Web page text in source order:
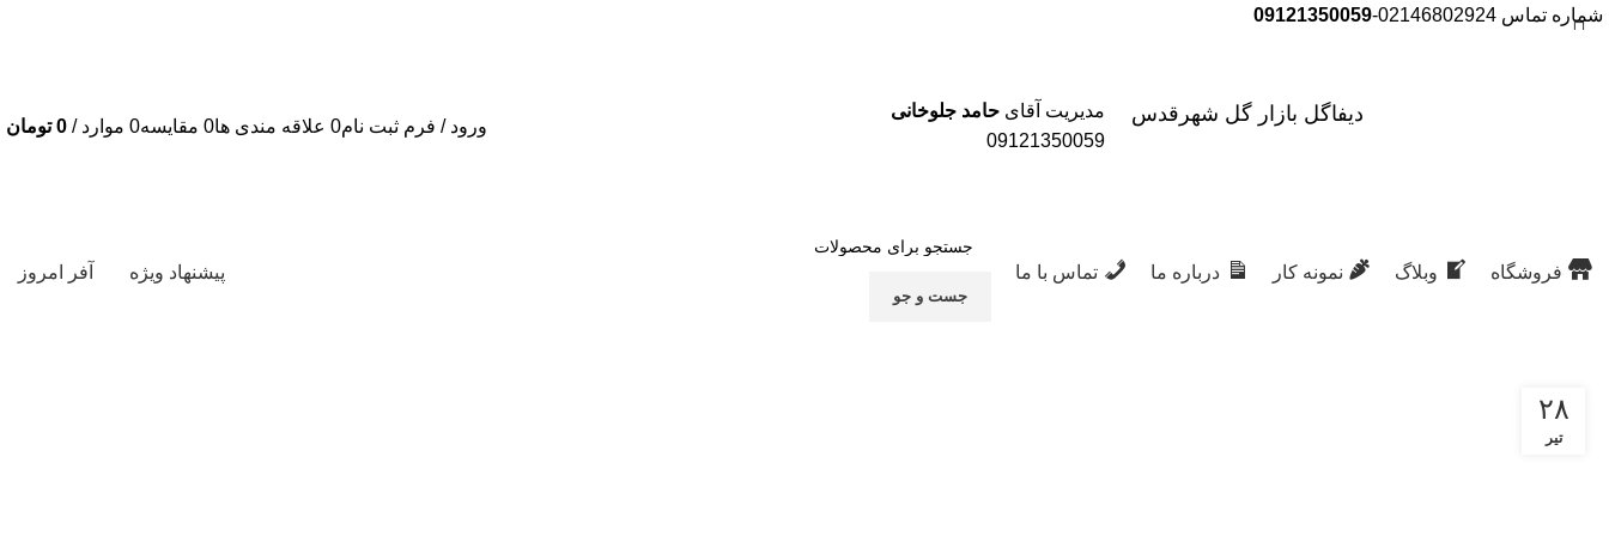
شماره تماس 02146802924- 09121350059
دیفاگل بازار گل شهرقدس مدیریت آقای حامد جلوخانی
09121350059
ورود / فرم ثبت نام0 علاقه مندی ها0 مقایسه0 موارد /
0 تومان
فروشگاه وبلاگ نمونه کار درباره ما تماس با ما
جست و جو
پیشنهاد ویژه آفر امروز
۲۸
تیر